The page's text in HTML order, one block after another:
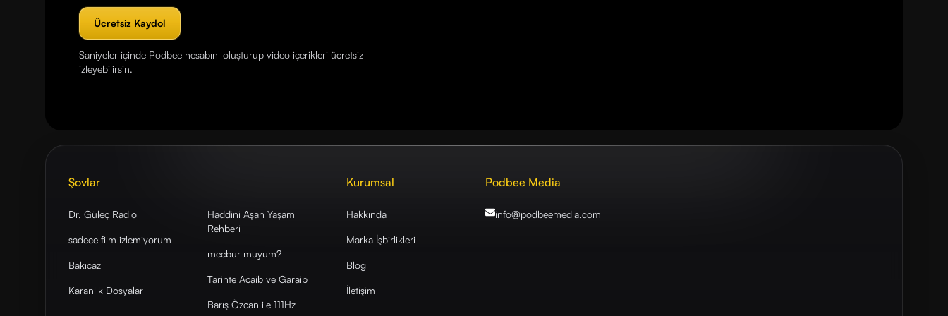
Ücretsiz Kaydol
Saniyeler içinde Podbee hesabını oluşturup video içerikleri ücretsiz
izleyebilirsin.
Şovlar
Dr. Güleç Radio
sadece film izlemiyorum
Bakıcaz
Karanlık Dosyalar
Haddini Aşan Yaşam
Rehberi
mecbur muyum?
Tarihte Acaib ve Garaib
Barış Özcan ile 111Hz
Kurumsal
Hakkında
Marka İşbirlikleri
Blog
İletişim
Podbee Media
info@podbeemedia.com